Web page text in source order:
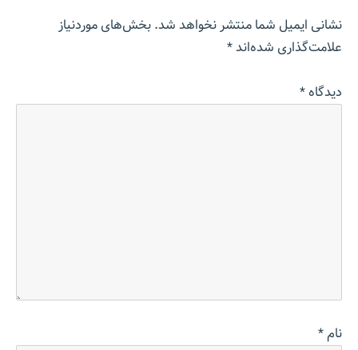
نشانی ایمیل شما منتشر نخواهد شد.بخش‌های موردنیاز
علامت‌گذاری شده‌اند*
دیدگاه*
نام*